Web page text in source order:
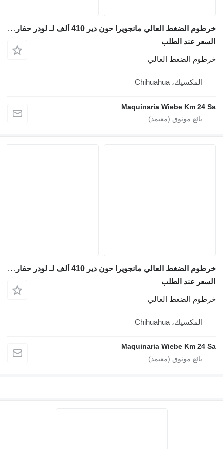
خرطوم الضغط العالي مانجويرا جون دير 410 ألف لـ لودر حفار John Deere 410K
السعر عند الطلب
خرطوم الضغط العالي
المكسيك، Chihuahua
Maquinaria Wiebe Km 24 Sa
خرطوم الضغط العالي مانجويرا جون دير 410 ألف لـ لودر حفار John Deere 410K
السعر عند الطلب
خرطوم الضغط العالي
المكسيك، Chihuahua
Maquinaria Wiebe Km 24 Sa